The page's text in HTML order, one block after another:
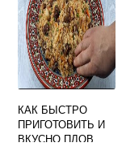
КАК БЫСТРО
ПРИГОТОВИТЬ И
ВКУСНО ПЛОВ